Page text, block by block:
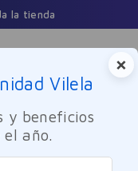
la tienda
×
Vilela
y beneficios
año.